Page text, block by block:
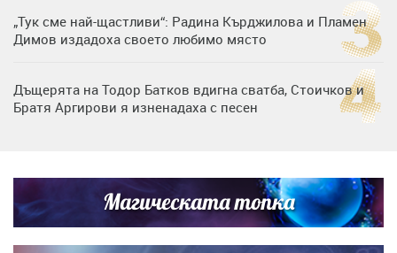
„Тук сме най-щастливи“: Радина Кърджилова и Пламен
Димов издадоха своето любимо място
Дъщерята на Тодор Батков вдигна сватба, Стоичков и
Братя Аргирови я изненадаха с песен
Списъкът е ясен: Джей Ло и Риана във ВИП гостите на
сватбата на Роналдо
Магическата топка